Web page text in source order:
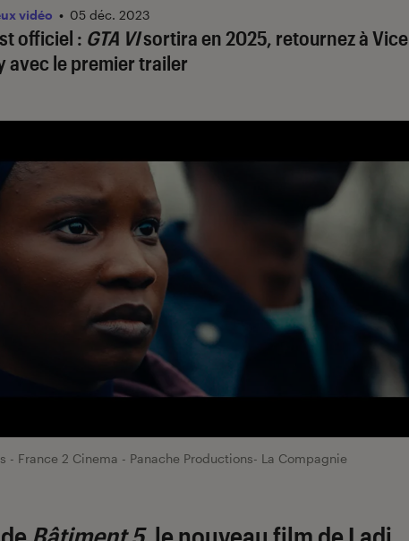
officiel : GTA VIsortira en 2025, retournez à Vice
avec le premier trailer
vidéo • 05 déc. 2023
- France 2 Cinema - Panache Productions- La Compagnie